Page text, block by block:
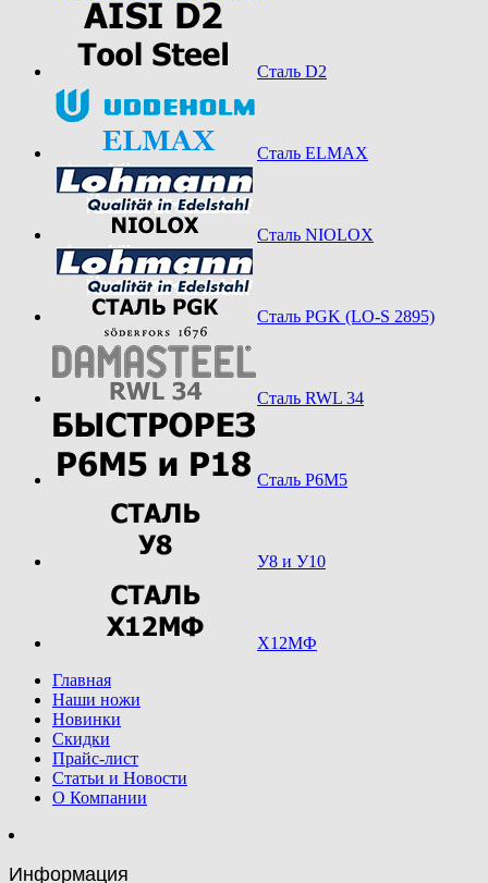
Сталь D2
Сталь ELMAX
Сталь NIOLOX
Сталь PGK (LO-S 2895)
Сталь RWL 34
Сталь Р6М5
У8 и У10
Х12МФ
Главная
Наши ножи
Новинки
Скидки
Прайс-лист
Статьи и Новости
О Компании
Информация